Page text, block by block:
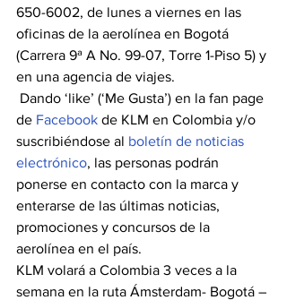
650-6002, de lunes a viernes en las
oficinas de la aerolínea en Bogotá
(Carrera 9ª A No. 99-07, Torre 1-Piso 5) y
en una agencia de viajes.
de Facebook de KLM en Colombia y/o
suscribiéndose al boletín de noticias
electrónico, las personas podrán
ponerse en contacto con la marca y
enterarse de las últimas noticias,
promociones y concursos de la
aerolínea en el país.
KLM volará a Colombia 3 veces a la
semana en la ruta Ámsterdam- Bogotá –